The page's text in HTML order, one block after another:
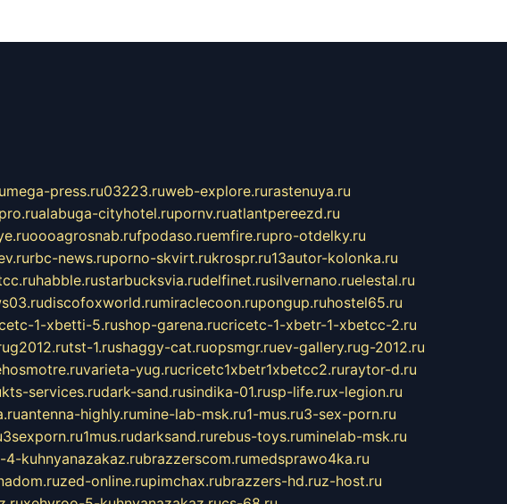
mega-press.ru03223.ruweb-explore.rurastenuya.ru
alabuga-cityhotel.rupornv.ruatlantpereezd.ru
oooagrosnab.rufpodaso.ruemfire.rupro-otdelky.ru
rbc-news.ruporno-skvirt.rukrospr.ru13autor-kolonka.ru
habble.rustarbucksvia.rudelfinet.rusilvernano.ruelestal.ru
discofoxworld.rumiraclecoon.rupongup.ruhostel65.ru
1-xbetti-5.rushop-garena.rucricetc-1-xbetr-1-xbetcc-2.ru
g2012.rutst-1.rushaggy-cat.ruopsmgr.ruev-gallery.rug-2012.ru
varieta-yug.rucricetc1xbetr1xbetcc2.ruraytor-d.ru
kts-services.rudark-sand.rusindika-01.rusp-life.rux-legion.ru
antenna-highly.rumine-lab-msk.ru1-mus.ru3-sex-porn.ru
3sexporn.ru1mus.rudarksand.rurebus-toys.ruminelab-msk.ru
kuhnyanazakaz.rubrazzerscom.rumedsprawo4ka.ru
zed-online.rupimchax.rubrazzers-hd.ruz-host.ru